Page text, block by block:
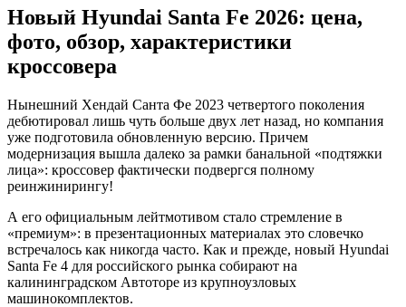
Новый Hyundai Santa Fe 2026: цена,
фото, обзор, характеристики
кроссовера
Нынешний Хендай Санта Фе 2023 четвертого поколения
дебютировал лишь чуть больше двух лет назад, но компания
уже подготовила обновленную версию. Причем
модернизация вышла далеко за рамки банальной «подтяжки
лица»: кроссовер фактически подвергся полному
реинжинирингу!
А его официальным лейтмотивом стало стремление в
«премиум»: в презентационных материалах это словечко
встречалось как никогда часто. Как и прежде, новый Hyundai
Santa Fe 4 для российского рынка собирают на
калининградском Автоторе из крупноузловых
машинокомплектов.